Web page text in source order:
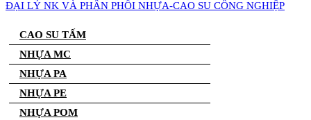
ĐẠI LÝ NK VÀ PHÂN PHỐI NHỰA-CAO SU CÔNG NGHIỆP
CAO SU TẤM
NHỰA MC
NHỰA PA
NHỰA PE
NHỰA POM